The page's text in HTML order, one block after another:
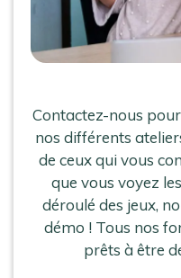
Contactez-nous
nos différents
de ceux qui vous
que vous voyez
déroulé des jeux,
démo ! Tous nos
prêts à être